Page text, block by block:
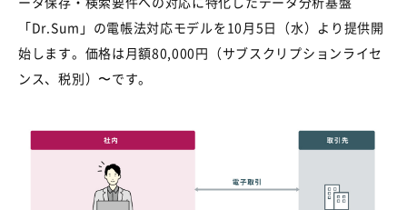
「Dr.Sum」の電帳法対応モデルを10月5日（水）より提供開
始します。価格は月額80,000円（サブスクリプションライセ
ンス、税別）〜です。